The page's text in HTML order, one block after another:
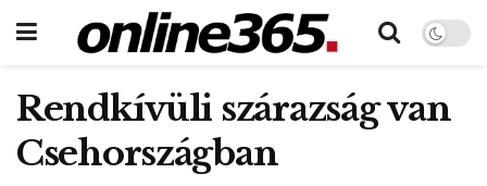
Rendkívüli szárazság van
Csehországban